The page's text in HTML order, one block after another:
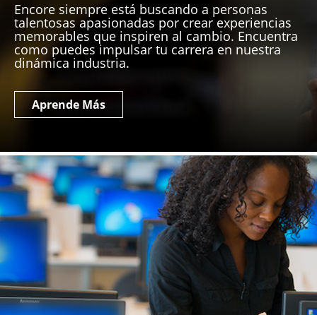
Encore siempre está buscando a personas
talentosas apasionadas por crear experiencias
memorables que inspiren al cambio. Encuentra
como puedes impulsar tu carrera en nuestra
dinámica industria.
Aprende Más